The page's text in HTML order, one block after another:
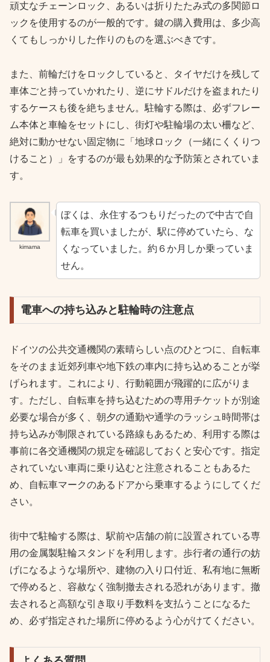
頑丈なチェーンロック、あるいは折りたたみ式の多関節ロ
ックを使用するのが一般的です。鍵の購入費用は、多少高
くてもしっかりした作りのものを選ぶべきです。
また、前輪だけをロックしていると、タイヤだけを残して
車体ごと持っていかれたり、逆にサドルだけを盗まれたり
するケースも後を絶ちません。駐輪する際は、必ずフレー
ム本体と車輪をセットにし、街灯や駐輪場の太い柵など、
絶対に動かせない固定物に「地球ロック（一緒にくくりつ
けること）」をするのが最も効果的な予防策とされていま
す。
kimama
ぼくは、永住するつもりだったので中古で自
転車を買いましたが、駅に停めていたら、な
くなっていました。約６か月しか乗っていま
せん。
電車への持ち込みと駐輪時の注意点
ドイツの公共交通機関の素晴らしい点のひとつに、自転車
をそのまま近郊列車や地下鉄の車内に持ち込めることが挙
げられます。これにより、行動範囲が飛躍的に広がりま
す。ただし、自転車を持ち込むための専用チケットが別途
必要な場合が多く、朝夕の通勤や通学のラッシュ時間帯は
持ち込みが制限されている路線もあるため、利用する際は
事前に各交通機関の規定を確認しておくと安心です。指定
されていない車両に乗り込むと注意されることもあるた
め、自転車マークのあるドアから乗車するようにしてくだ
さい。
街中で駐輪する際は、駅前や店舗の前に設置されている専
用の金属製駐輪スタンドを利用します。歩行者の通行の妨
げになるような場所や、建物の入り口付近、私有地に無断
で停めると、容赦なく強制撤去される恐れがあります。撤
去されると高額な引き取り手数料を支払うことになるた
め、必ず指定された場所に停めるよう心がけてください。